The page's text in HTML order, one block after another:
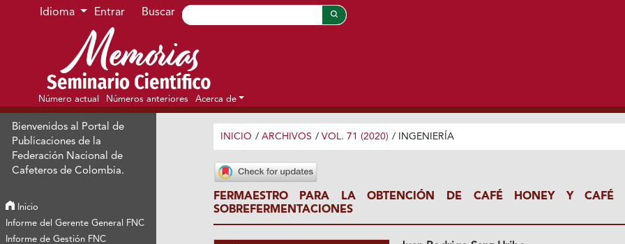
Ir al menú de navegación principal
Ir al contenido principal
Ir al pie de página del sitio
Idioma Entrar Buscar
Número actual Números anteriores Acerca de
Bienvenidos al Portal de
Publicaciones de la
Federación Nacional de
Cafeteros de Colombia.
Inicio
Informe del Gerente General FNC
Informe de Gestión FNC
INICIO / ARCHIVOS / VOL. 71 (2020) / INGENIERÍA
FERMAESTRO PARA LA OBTENCIÓN DE CAFÉ HONEY Y CAFÉ
SOBREFERMENTACIONES